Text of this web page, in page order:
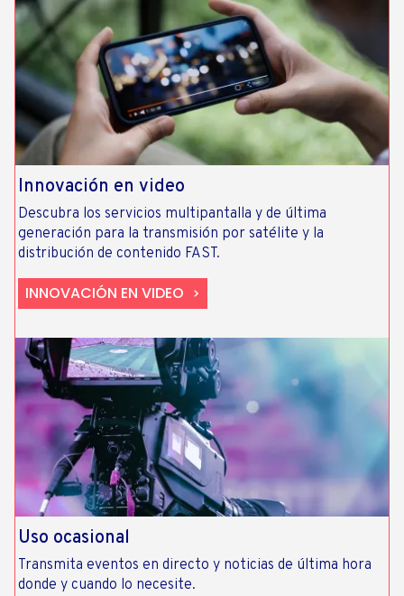
Innovación en video
Descubra los servicios multipantalla y de última
generación para la transmisión por satélite y la
distribución de contenido FAST.
INNOVACIÓN EN VIDEO
Uso ocasional
Transmita eventos en directo y noticias de última hora
donde y cuando lo necesite.